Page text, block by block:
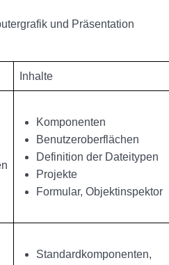
und Präsentation
Inhalte
Komponenten
Benutzeroberflächen
Definition der Dateitypen
Projekte
Formular, Objektinspektor
Standardkomponenten,